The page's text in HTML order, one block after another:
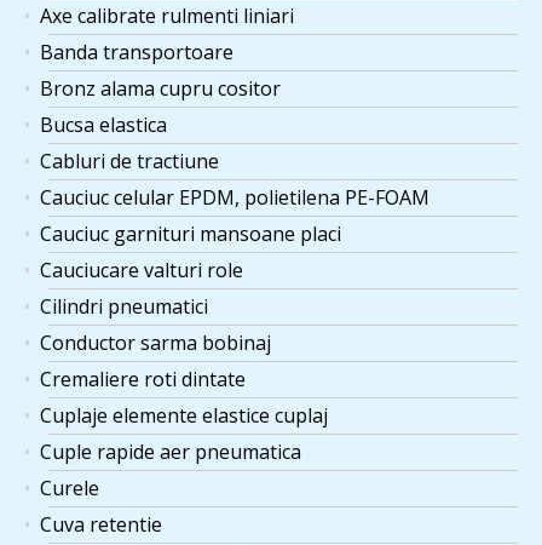
Axe calibrate rulmenti liniari
Banda transportoare
Bronz alama cupru cositor
Bucsa elastica
Cabluri de tractiune
Cauciuc celular EPDM, polietilena PE-FOAM
Cauciuc garnituri mansoane placi
Cauciucare valturi role
Cilindri pneumatici
Conductor sarma bobinaj
Cremaliere roti dintate
Cuplaje elemente elastice cuplaj
Cuple rapide aer pneumatica
Curele
Cuva retentie